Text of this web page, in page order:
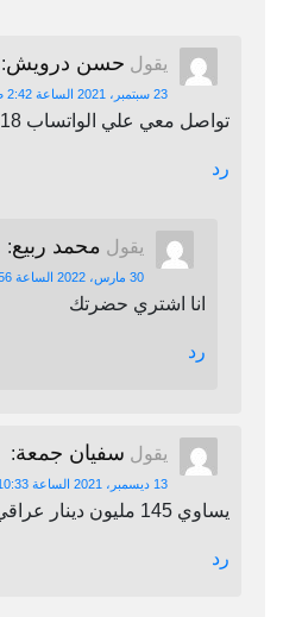
يقول حسن درويش:
23 سبتمبر، 2021 الساعة 2:42 ص
تواصل معي علي الواتساب 00249905364318
رد
يقول محمد ربيع:
30 مارس، 2022 الساعة 1:56 م
انا اشتري حضرتك
رد
يقول سفيان جمعة:
13 ديسمبر، 2021 الساعة 10:33 ص
يساوي 145 مليون دينار عراقي
رد